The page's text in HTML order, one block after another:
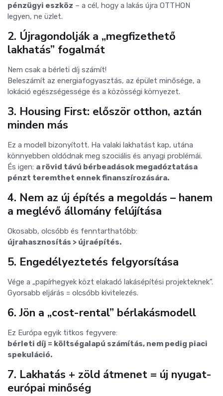
pénzügyi eszköz – a cél, hogy a lakás újra OTTHON
legyen, ne üzlet.
2. Újragondolják a „megfizethető
lakhatás” fogalmát
Nem csak a bérleti díj számít!
Beleszámít az energiafogyasztás, az épület minősége, a
lokáció egészségessége és a közösségi környezet.
3. Housing First: először otthon, aztán
minden más
Ez a modell bizonyított. Ha valaki lakhatást kap, utána
könnyebben oldódnak meg szociális és anyagi problémái.
És igen: a rövid távú bérbeadások megadóztatása
pénzt teremthet ennek finanszírozására.
4. Nem az új építés a megoldás – hanem
a meglévő állomány felújítása
Okosabb, olcsóbb és fenntarthatóbb:
újrahasznosítás > újraépítés.
5. Engedélyeztetés felgyorsítása
Vége a „papírhegyek közt elakadó lakásépítési projekteknek”.
Gyorsabb eljárás = olcsóbb kivitelezés.
6. Jön a „cost-rental” bérlakásmodell
Ez Európa egyik titkos fegyvere:
bérleti díj = költségalapú számítás, nem pedig piaci
spekuláció.
7. Lakhatás + zöld átmenet = új nyugat-
európai minőség